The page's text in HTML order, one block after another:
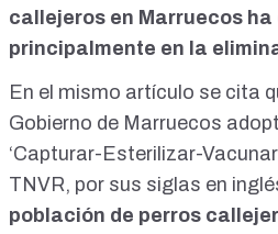
callejeros en Marruecos
principalmente en la
En el mismo artículo se cita
Gobierno de Marruecos
‘Capturar-Esterilizar-
TNVR, por sus siglas en
población de perros